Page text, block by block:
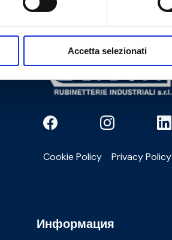
Accetta selezionati
Cookie Policy Privacy Policy
Информация